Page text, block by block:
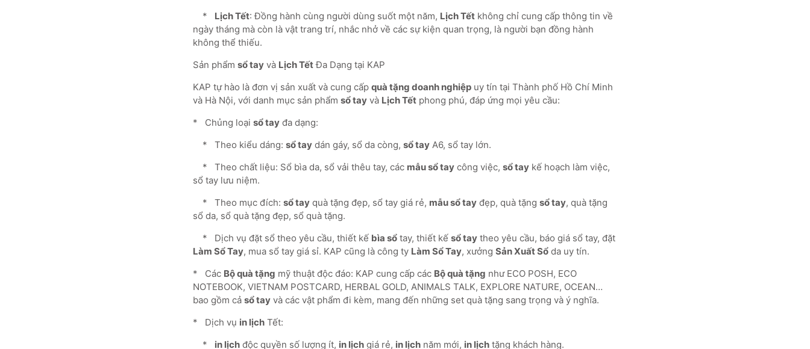
* Lịch Tết: Đồng hành cùng người dùng suốt một năm, Lịch Tếtkhông chỉ cung cấp thông tin về
ngày tháng mà còn là vật trang trí, nhắc nhở về các sự kiện quan trọng, là người bạn đồng hành
không thể thiếu.
Sản phẩm sổ tayvà Lịch TếtĐa Dạng tại KAP
KAP tự hào là đơn vị sản xuất và cung cấp quà tặng doanh nghiệpuy tín tại Thành phố Hồ Chí Minh
và Hà Nội, với danh mục sản phẩm sổ tayvà Lịch Tếtphong phú, đáp ứng mọi yêu cầu:
* Chủng loại sổ tayđa dạng:
* Theo kiểu dáng: sổ taydán gáy, sổ da còng, sổ tayA6, sổ tay lớn.
* Theo chất liệu: Sổ bìa da, sổ vải thêu tay, các mẫu sổ taycông việc, sổ taykế hoạch làm việc,
sổ tay lưu niệm.
* Theo mục đích: sổ tayquà tặng đẹp, sổ tay giá rẻ, mẫu sổ tayđẹp, quà tặng sổ tay, quà tặng
sổ da, sổ quà tặng đẹp, sổ quà tặng.
* Dịch vụ đặt sổ theo yêu cầu, thiết kế bìa sổtay, thiết kế sổ taytheo yêu cầu, báo giá sổ tay, đặt
Làm Sổ Tay, mua sổ tay giá sỉ. KAP cũng là công ty Làm Sổ Tay, xưởng Sản Xuất Sổda uy tín.
* Các Bộ quà tặng mỹ thuật độc đáo: KAP cung cấp các Bộ quà tặng như ECO POSH, ECO
NOTEBOOK, VIETNAM POSTCARD, HERBAL GOLD, ANIMALS TALK, EXPLORE NATURE, OCEAN…
bao gồm cả sổ tayvà các vật phẩm đi kèm, mang đến những set quà tặng sang trọng và ý nghĩa.
* Dịch vụ in lịchTết:
* in lịchđộc quyền số lượng ít, in lịchgiá rẻ, in lịchnăm mới, in lịchtặng khách hàng.